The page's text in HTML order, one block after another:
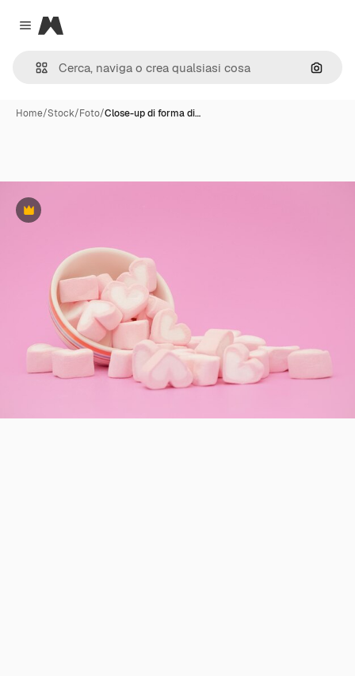
Close menu
Magnific
Cerca
Home/Stock/Foto/Close-up di forma di…
Premium